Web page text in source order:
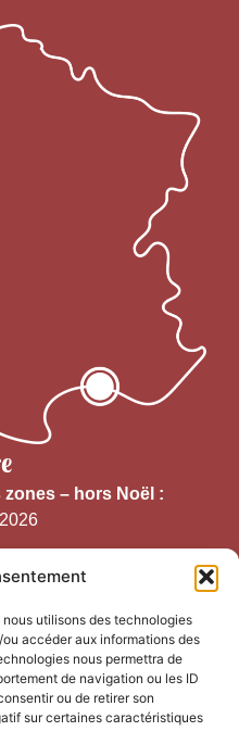
utilisons des technologies
accéder aux informations des
nous permettra de
de navigation ou les ID
ou de retirer son
sur certaines caractéristiques
– hors Noël :
2026
:
(hors juillet et août)
9h50 à 12h30 et de